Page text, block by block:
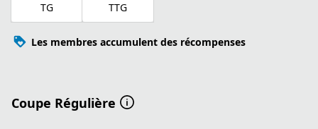
TG TTG
Les membres accumulent des récompenses
Coupe Régulière